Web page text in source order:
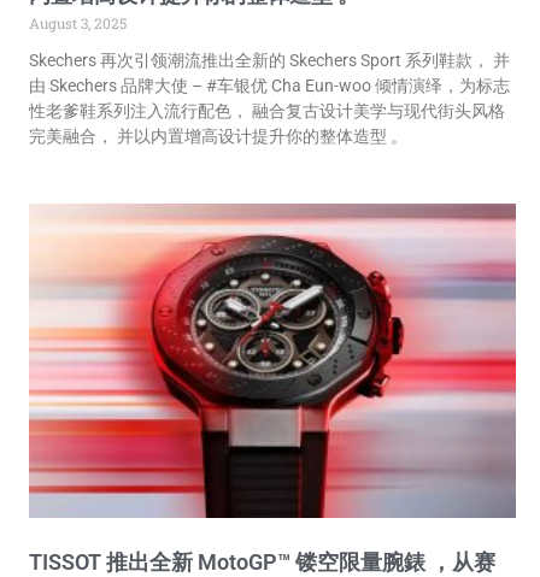
August 3, 2025
Skechers 再次引领潮流推出全新的 Skechers Sport 系列鞋款， 并
由 Skechers 品牌大使 – #车银优 Cha Eun-woo 倾情演绎，为标志
性老爹鞋系列注入流行配色， 融合复古设计美学与现代街头风格
完美融合， 并以内置增高设计提升你的整体造型 。
TISSOT 推出全新 MotoGP™ 镂空限量腕錶 ，从赛